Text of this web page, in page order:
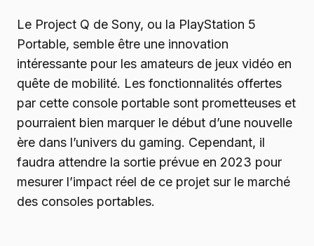
Le Project Q de Sony, ou la PlayStation 5
Portable, semble être une innovation
intéressante pour les amateurs de jeux vidéo en
quête de mobilité. Les fonctionnalités offertes
par cette console portable sont prometteuses et
pourraient bien marquer le début d’une nouvelle
ère dans l’univers du gaming. Cependant, il
faudra attendre la sortie prévue en 2023 pour
mesurer l’impact réel de ce projet sur le marché
des consoles portables.